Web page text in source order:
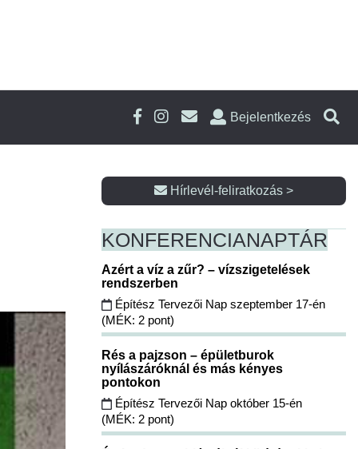
Bejelentkezés
Hírlevél-feliratkozás >
KONFERENCIANAPTÁR
Azért a víz a zűr? – vízszigetelések
rendszerben
Építész Tervezői Nap szeptember 17-én
(MÉK: 2 pont)
Rés a pajzson – épületburok
nyílászáróknál és más kényes
pontokon
Építész Tervezői Nap október 15-én
(MÉK: 2 pont)